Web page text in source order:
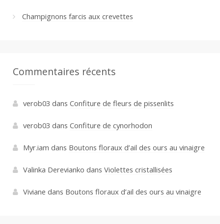
Champignons farcis aux crevettes
Commentaires récents
verob03 dans Confiture de fleurs de pissenlits
verob03 dans Confiture de cynorhodon
Myr.iam dans Boutons floraux d’ail des ours au vinaigre
Valinka Derevianko dans Violettes cristallisées
Viviane dans Boutons floraux d’ail des ours au vinaigre